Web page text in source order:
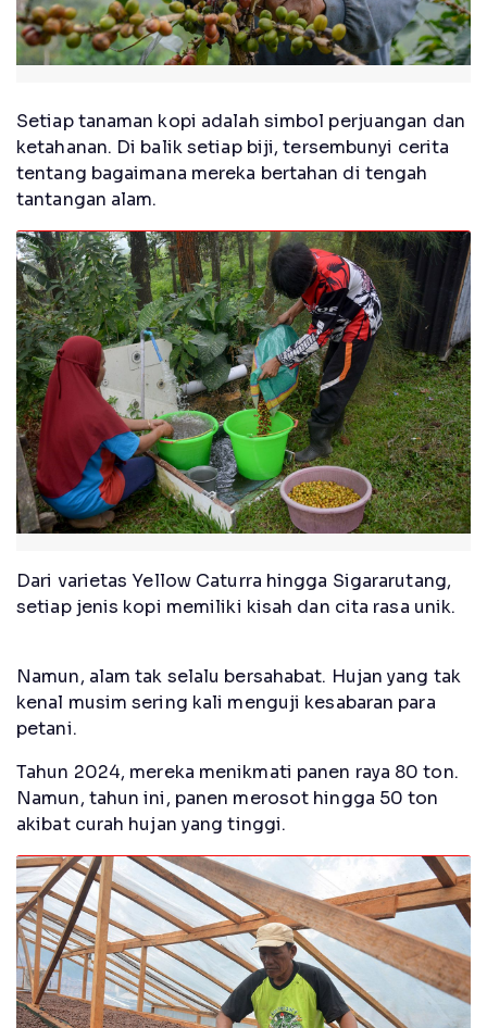
Setiap tanaman kopi adalah simbol perjuangan dan
ketahanan. Di balik setiap biji, tersembunyi cerita
tentang bagaimana mereka bertahan di tengah
tantangan alam.
Dari varietas Yellow Caturra hingga Sigararutang,
setiap jenis kopi memiliki kisah dan cita rasa unik.
Namun, alam tak selalu bersahabat. Hujan yang tak
kenal musim sering kali menguji kesabaran para
petani.
Tahun 2024, mereka menikmati panen raya 80 ton.
Namun, tahun ini, panen merosot hingga 50 ton
akibat curah hujan yang tinggi.